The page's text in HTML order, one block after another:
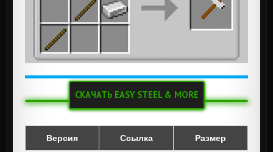
СКАЧАТЬ EASY STEEL & MORE
Версия Ссылка Размер